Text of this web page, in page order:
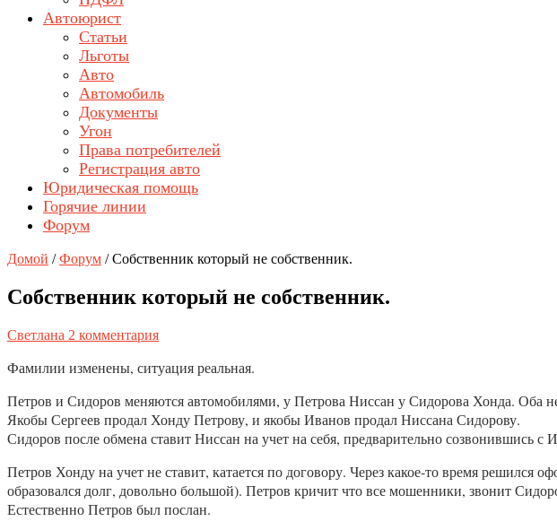
Автоюрист
Статьи
Льготы
Авто
Автомобиль
Документы
Угон
Права потребителей
Регистрация авто
Юридическая помощь
Горячие линии
Форум
Домой / Форум / Собственник который не собственник.
Собственник который не собственник.
Светлана 2 комментария
Фамилии изменены, ситуация реальная.
Петров и Сидоров меняются автомобилями, у Петрова Ниссан у Сидорова Хонда.
Якобы Сергеев продал Хонду Петрову, и якобы Иванов продал Ниссана Сидорову.
Сидоров после обмена ставит Ниссан на учет на себя, предварительно
Петров Хонду на учет не ставит, катается по договору. Через какое-то время решился
образовался долг, довольно большой). Петров кричит что все мошенники, звонит
Естественно Петров был послан.